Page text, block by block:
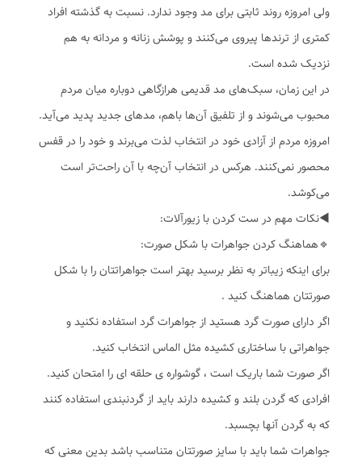
ولی امروزه روند ثابتی برای مد وجود ندارد. نسبت به گذشته افراد
کمتری از ترندها پیروی می‌کنند و پوشش زنانه و مردانه به هم
نزدیک شده است.
در این زمان، سبک‌های مد قدیمی هرازگاهی دوباره میان مردم
محبوب می‌شوند و از تلفیق آن‌ها باهم، مدهای جدید پدید می‌آید.
امروزه مردم از آزادی خود در انتخاب لذت می‌برند و خود را در قفس
محصور نمی‌کنند. هرکس در انتخاب آن‌چه با آن راحت‌تر است
می‌کوشد.
◀️نکات مهم در ست کردن با زیورآلات:
🔹️هماهنگ کردن جواهرات با شکل صورت:
برای اینکه زیباتر به نظر برسید بهتر است جواهراتتان را با شکل
صورتتان هماهنگ کنید .
اگر دارای صورت گرد هستید از جواهرات گرد استفاده نکنید و
جواهراتی با ساختاری کشیده مثل الماس انتخاب کنید.
اگر صورت شما باریک است ، گوشواره ی حلقه ای را امتحان کنید.
افرادی که گردن بلند و کشیده دارند باید از گردنبندی استفاده کنند
که به گردن آنها بچسبد.
جواهرات شما باید با سایز صورتتان متناسب باشد بدین معنی که